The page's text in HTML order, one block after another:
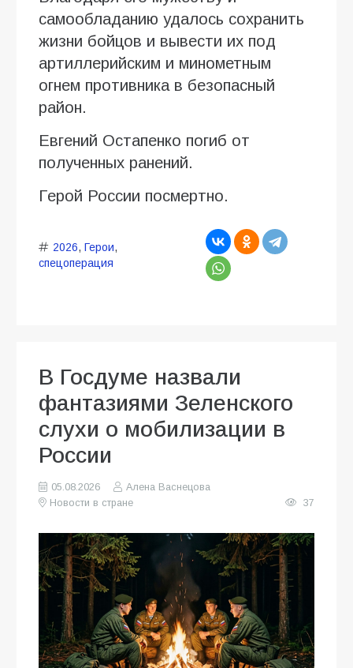
самообладанию удалось сохранить
жизни бойцов и вывести их под
артиллерийским и минометным
огнем противника в безопасный
район.
Евгений Остапенко погиб от
полученных ранений.
Герой России посмертно.
2026, Герои,
спецоперация
В Госдуме назвали
фантазиями Зеленского
слухи о мобилизации в
России
05.08.2026
Алена Васнецова
Новости в стране
37